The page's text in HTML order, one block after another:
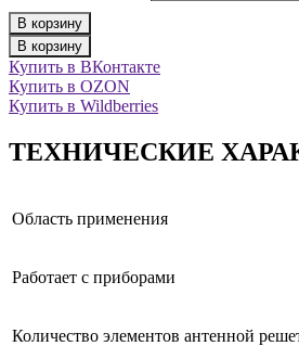
В корзину
В корзину
Купить в ВКонтакте
Купить в OZON
Купить в Wildberries
ТЕХНИЧЕСКИЕ
Область применения
Работает с приборами
Количество элементов антенной